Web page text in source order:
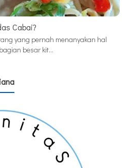
Cabai?
yang pernah menanyakan hal
besar kit…